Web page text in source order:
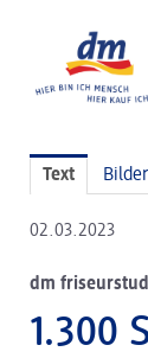
Pressebilder
dm
dm Markt
dm
Text Bilder
02.03.2023
dm
1.300